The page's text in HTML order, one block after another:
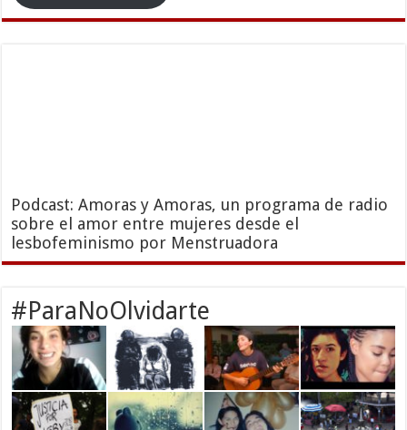
Podcast: Amoras y Amoras, un programa de radio
sobre el amor entre mujeres desde el
lesbofeminismo por Menstruadora
#ParaNoOlvidarte